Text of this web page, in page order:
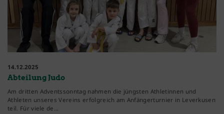
14.12.2025
Abteilung Judo
Am dritten Adventssonntag nahmen die jüngsten Athletinnen und
Athleten unseres Vereins erfolgreich am Anfängerturnier in Leverkusen
teil. Für viele de…